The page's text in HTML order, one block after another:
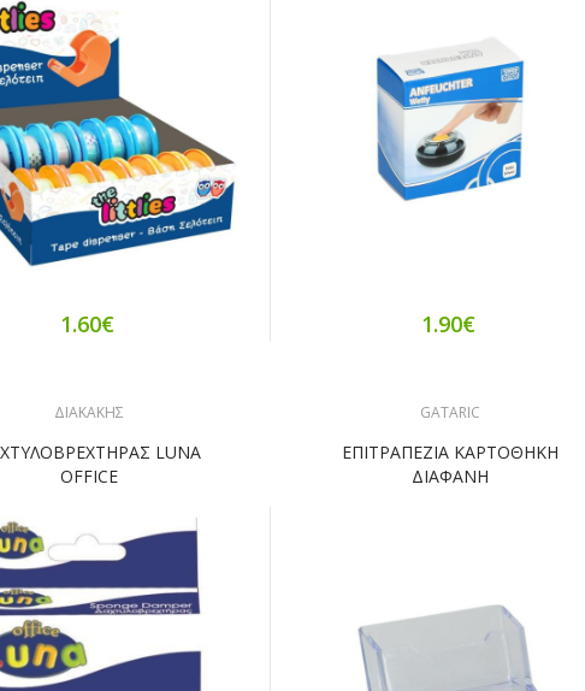
1.60€ 1.90€
ΔΙΑΚΑΚΗΣ
LUNA
OFFICE
GATARIC
ΕΠΙΤΡΑΠΕΖΙΑ ΚΑΡΤΟΘΗΚΗ
ΔΙΑΦΑΝΗ